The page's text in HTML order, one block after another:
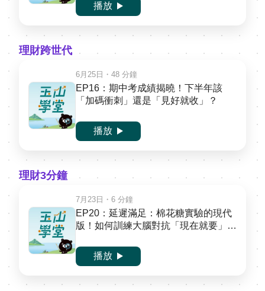
播放
理財跨世代
6月25日 ・48 分鐘
EP16：期中考成績揭曉！下半年該
「加碼衝刺」還是「見好就收」？
播放
理財3分鐘
7月23日 ・6 分鐘
EP20：延遲滿足：棉花糖實驗的現代
版！如何訓練大腦對抗「現在就要」的
播放